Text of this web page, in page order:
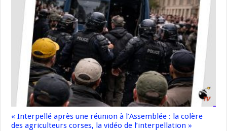
« Interpellé après une réunion à l’Assemblée : la colère
des agriculteurs corses, la vidéo de l’interpellation »